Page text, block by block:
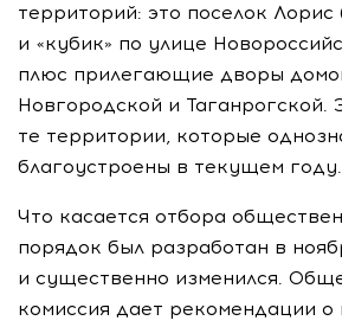
территорий: это поселок Лорис
и «кубик» по улице
плюс прилегающие дворы
Новгородской и Таганрогской.
те территории, которые
благоустроены в текущем году.
Что касается отбора
порядок был разработан в
и существенно изменился.
комиссия дает рекомендации о